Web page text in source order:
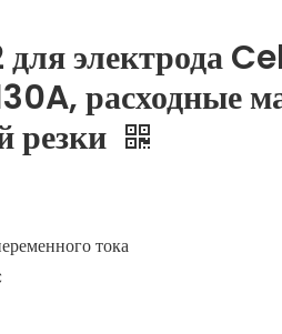
для электрода
расходные
резки
тока